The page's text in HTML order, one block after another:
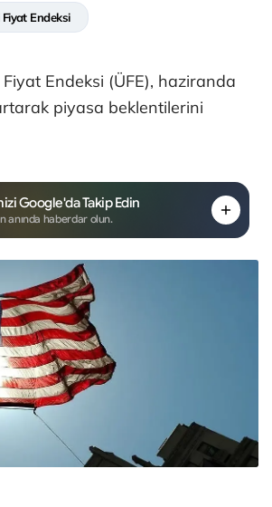
Endeksi
Endeksi (ÜFE), haziranda
piyasa beklentilerini
Google'da Takip Edin
anında haberdar olun.